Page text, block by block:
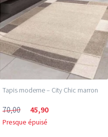
Tapis moderne – City Chic marron
70,00 45,90
Presque épuisé